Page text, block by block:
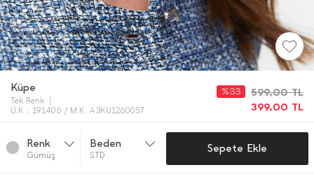
Küpe
Tek Renk
Ü.K : 191406 / M.K. A3KU1260057
599,00TL
399,00 TL
%33
Renk
Gümüş
Beden
STD
Sepete Ekle